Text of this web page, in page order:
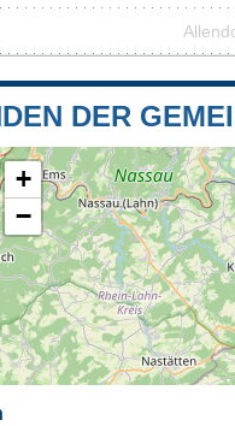
DER
+
−